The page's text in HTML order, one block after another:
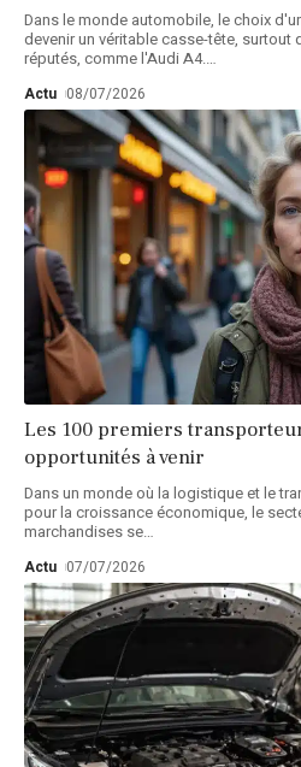
Dans le monde automobile, le choix
devenir un véritable casse-tête,
réputés, comme l'Audi A4.…
Actu 08/07/2026
Les 100 premiers
opportunités à venir
Dans un monde où la logistique et le
pour la croissance économique, le
marchandises se…
Actu 07/07/2026